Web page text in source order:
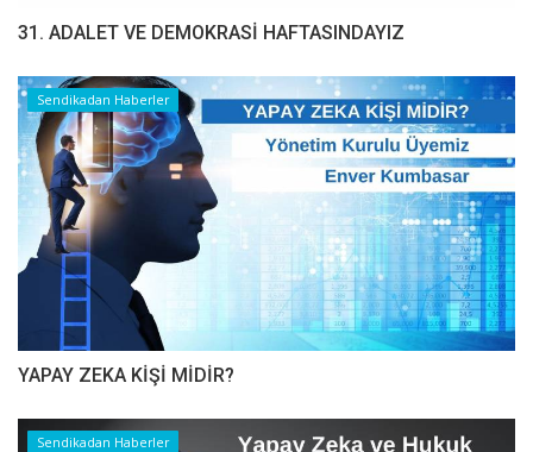
31. ADALET VE DEMOKRASİ HAFTASINDAYIZ
Sendikadan Haberler
YAPAY ZEKA KİŞİ MİDİR?
Sendikadan Haberler